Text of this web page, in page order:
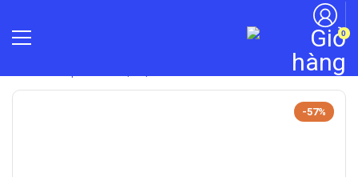
0
-57%